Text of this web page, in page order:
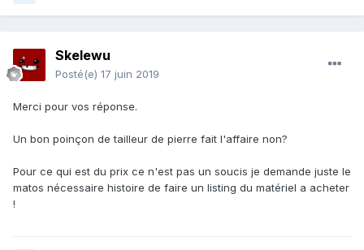
Skelewu
Posté(e) 17 juin 2019
Merci pour vos réponse.
Un bon poinçon de tailleur de pierre fait l'affaire non?
Pour ce qui est du prix ce n'est pas un soucis je demande juste le
matos nécessaire histoire de faire un listing du matériel a acheter
!